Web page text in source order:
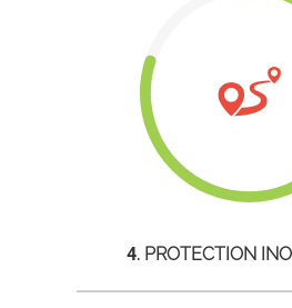
4. PROTECTION